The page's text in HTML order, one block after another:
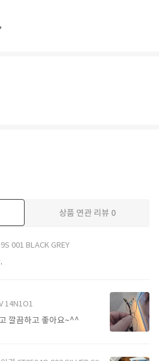
상품 연관 리뷰 0
001 BLACK GREY
14N1O1
깔끔하고 좋아요~^^